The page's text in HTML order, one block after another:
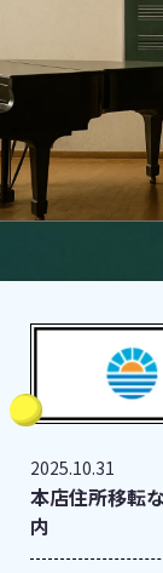
2025.10.31
本店住所移転
内